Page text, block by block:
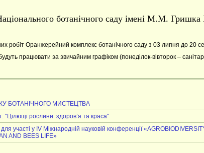
ботанічного саду імені М.М.
робіт Оранжерейний комплекс ботанічного саду з 03 липня до 20
працювати за звичайним графіком (понеділок-вівторок –
БОТАНІЧНОГО МИСТЕЦТВА
"Цілющі рослини: здоров’я та краса"
участі у IV Міжнародній науковій конференції
AND BEES LIFE»